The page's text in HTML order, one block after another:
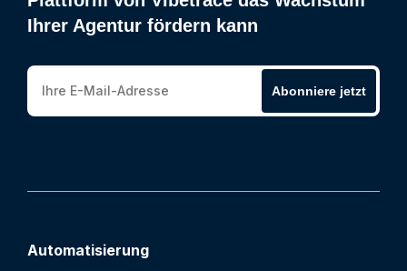
Ihrer Agentur fördern kann
Abonniere jetzt
Automatisierung